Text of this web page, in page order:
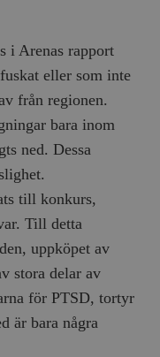
i Arenas rapport
eller som inte
från regionen.
bara inom
ned. Dessa
till konkurs,
Till detta
uppköpet av
stora delar av
för PTSD, tortyr
är bara några